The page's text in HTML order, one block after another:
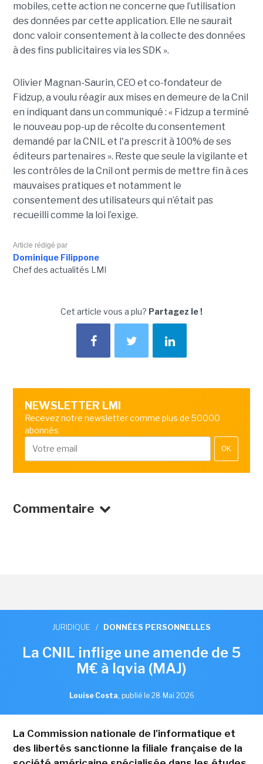
mobiles, cette action ne concerne que l’utilisation
des données par cette application. Elle ne saurait
donc valoir consentement à la collecte des données
à des fins publicitaires via les SDK ».
Olivier Magnan-Saurin, CEO et co-fondateur de
Fidzup, a voulu réagir aux mises en demeure de la Cnil
en indiquant dans un communiqué : « Fidzup a terminé
le nouveau pop-up de récolte du consentement
demandé par la CNIL et l'a prescrit à 100% de ses
éditeurs partenaires ». Reste que seule la vigilante et
les contrôles de la Cnil ont permis de mettre fin à ces
mauvaises pratiques et notamment le
consentement des utilisateurs qui n’était pas
recueilli comme la loi l’exige.
Article rédigé par
Dominique Filippone
Chef des actualités LMI
Cet article vous a plu? Partagez le !
NEWSLETTER LMI
Recevez notre newsletter comme plus de 50000
abonnés
OK
Commentaire
JURIDIQUE / DONNÉES PERSONNELLES
La CNIL inflige une amende de 5
M€ à Iqvia (MAJ)
Louise Costa, publié le 28 Mai 2026
La Commission nationale de l'informatique et
des libertés sanctionne la filiale française de la